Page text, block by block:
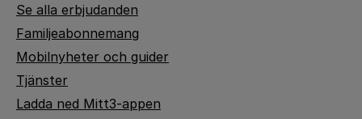
Se alla erbjudanden
Familjeabonnemang
Mobilnyheter och guider
Tjänster
Ladda ned Mitt3-appen